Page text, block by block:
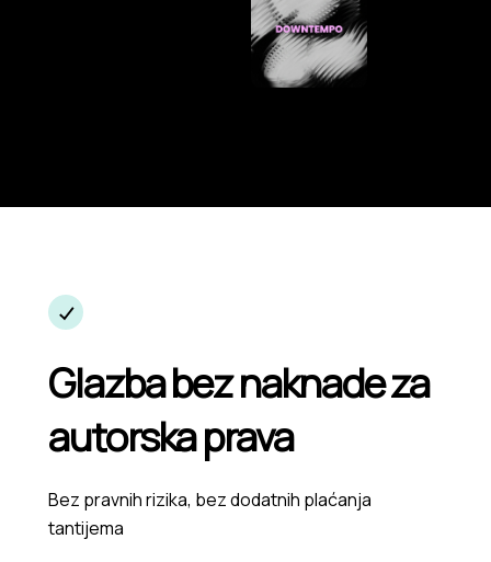
Glazba bez naknade za
autorska prava
Bez pravnih rizika, bez dodatnih plaćanja
tantijema